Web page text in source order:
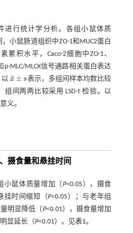
件进行统计学分析。各组小鼠体质
小鼠肠道组织中ZO-1和MUC2蛋白
累积水平，Caco-2细胞中ZO-1、
p-MLC/MLCK信号通路相关蛋白表达
以 x
¯ ± s
x¯ ±s
表示，多组间样本均数比较
组间两两比较采用 LSD-t 检验。以
义。
摄食量和悬挂时间
小鼠体质量增加（P<0.05），摄食
挂时间缩短（P<0.05）；与老年组
明显降低（P<0.01），摄食量增加
显延长（P<0.01）。见表1。